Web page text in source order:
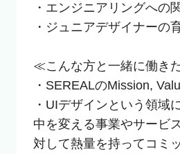
・エンジニアリングへの
・ジュニアデザイナーの
≪こんな方と一緒に働き
・SEREALのMission,
・UIデザインという領域
中を変える事業やサービ
対して熱量を持ってコミ